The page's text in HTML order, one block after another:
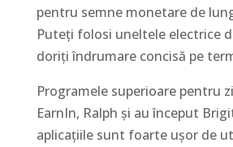
pentru semne monetare de
Puteți folosi uneltele electrice
doriți îndrumare concisă pe
Programele superioare pentru
EarnIn, Ralph și au început
aplicațiile sunt foarte ușor de